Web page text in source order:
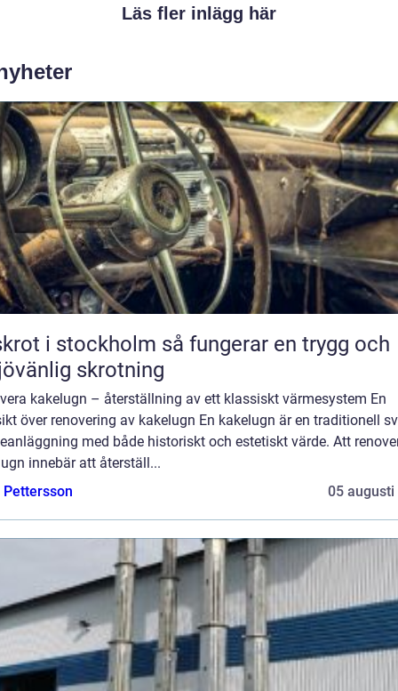
Läs fler inlägg här
stockholm så fungerar en trygg och
skrotning
kakelugn – återställning av ett klassiskt värmesystem En
över renovering av kakelugn En kakelugn är en traditionell
med både historiskt och estetiskt värde. Att
innebär att återställ...
05 augusti